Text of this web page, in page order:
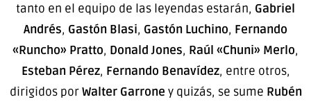
tanto en el equipo de las leyendas estarán, Gabriel
Andrés, Gastón Blasi, Gastón Luchino, Fernando
«Runcho» Pratto, Donald Jones, Raúl «Chuni» Merlo,
Esteban Pérez, Fernando Benavídez, entre otros,
dirigidos porWalter Garrone y quizás, se sume Rubén